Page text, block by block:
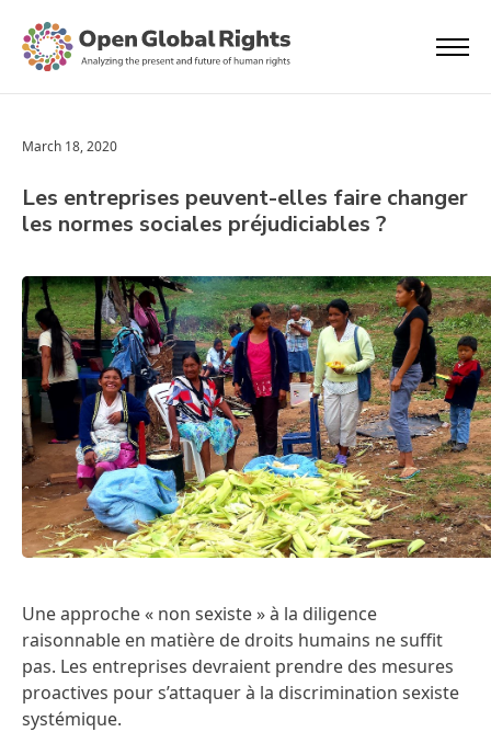
March 18, 2020
Les entreprises peuvent-elles faire changer
les normes sociales préjudiciables ?
Une approche « non sexiste » à la diligence
raisonnable en matière de droits humains ne suffit
pas. Les entreprises devraient prendre des mesures
proactives pour s’attaquer à la discrimination sexiste
systémique.